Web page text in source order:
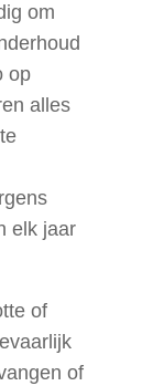
om
op
alles
elk jaar
of
of